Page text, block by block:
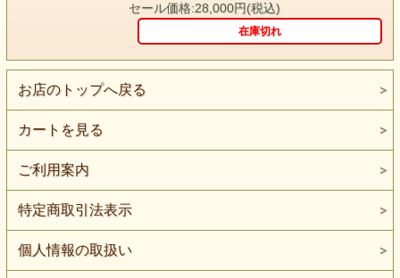
セール価格:28,000円(税込)
在庫切れ
お店のトップへ戻る
カートを見る
ご利用案内
特定商取引法表示
個人情報の取扱い